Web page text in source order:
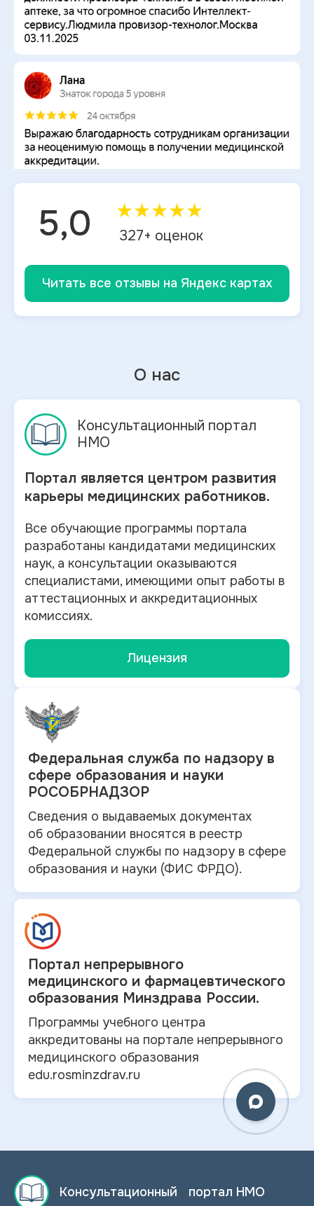
5,0 ★★★★★
327+ оценок
Читать все отзывы на Яндекс картах
О нас
Консультационный портал
НМО
Портал является центром развития
карьеры медицинских работников.
Все обучающие программы портала
разработаны кандидатами медицинских
наук, а консультации оказываются
специалистами, имеющими опыт работы в
аттестационных и аккредитационных
комиссиях.
Лицензия
Федеральная служба по надзору в
сфере образования и науки
РОСОБРНАДЗОР
Сведения о выдаваемых документах
об образовании вносятся в реестр
Федеральной службы по надзору в сфере
образования и науки (ФИС ФРДО).
Портал непрерывного
медицинского и фармацевтического
образования Минздрава России.
Программы учебного центра
аккредитованы на портале непрерывного
медицинского образования
edu.rosminzdrav.ru
Консультационный портал НМО